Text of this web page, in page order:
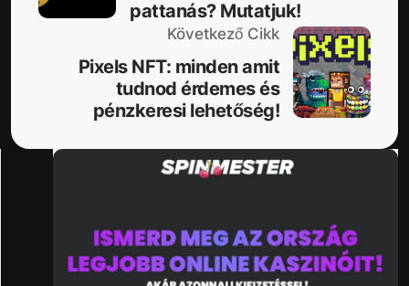
pattanás? Mutatjuk!
Következő Cikk
Pixels NFT: minden amit
tudnod érdemes és
pénzkeresi lehetőség!